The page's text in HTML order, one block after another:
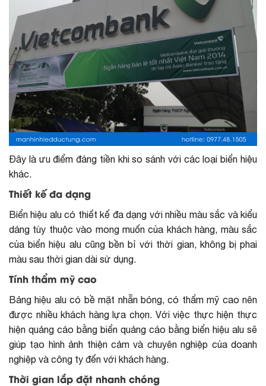
Đây là ưu điểm đáng tiền khi so sánh với các loại biển hiệu
khác.
Thiết kế đa dạng
Biển hiệu alu có thiết kế đa dạng với nhiều màu sắc và kiểu
dáng tùy thuộc vào mong muốn của khách hàng, màu sắc
của biển hiệu alu cũng bền bỉ với thời gian, không bị phai
màu sau thời gian dài sử dụng.
Tính thẩm mỹ cao
Bảng hiệu alu có bề mặt nhẵn bóng, có thẩm mỹ cao nên
được nhiều khách hàng lựa chọn. Với việc thực hiện thực
hiện quảng cáo bằng biển quảng cáo bằng biển hiệu alu sẽ
giúp tạo hình ảnh thiện cảm và chuyên nghiệp của doanh
nghiệp và công ty đến với khách hàng.
Thời gian lắp đặt nhanh chóng